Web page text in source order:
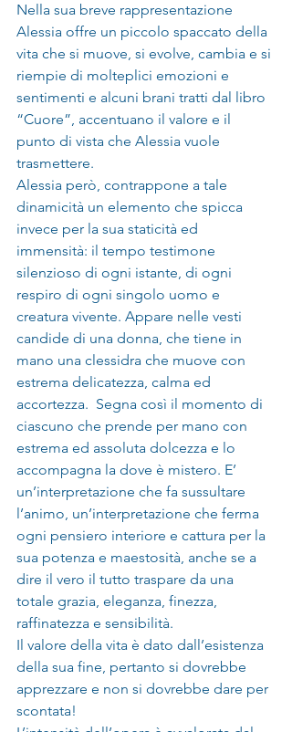
Nella sua breve rappresentazione
Alessia offre un piccolo spaccato della
vita che si muove, si evolve, cambia e si
riempie di molteplici emozioni e
sentimenti e alcuni brani tratti dal libro
“Cuore”, accentuano il valore e il
punto di vista che Alessia vuole
trasmettere.
Alessia però, contrappone a tale
dinamicità un elemento che spicca
invece per la sua staticità ed
immensità: il tempo testimone
silenzioso di ogni istante, di ogni
respiro di ogni singolo uomo e
creatura vivente. Appare nelle vesti
candide di una donna, che tiene in
mano una clessidra che muove con
estrema delicatezza, calma ed
accortezza.  Segna così il momento di
ciascuno che prende per mano con
estrema ed assoluta dolcezza e lo
accompagna la dove è mistero. E’
un’interpretazione che fa sussultare
l’animo, un’interpretazione che ferma
ogni pensiero interiore e cattura per la
sua potenza e maestosità, anche se a
dire il vero il tutto traspare da una
totale grazia, eleganza, finezza,
raffinatezza e sensibilità.
Il valore della vita è dato dall’esistenza
della sua fine, pertanto si dovrebbe
apprezzare e non si dovrebbe dare per
scontata!